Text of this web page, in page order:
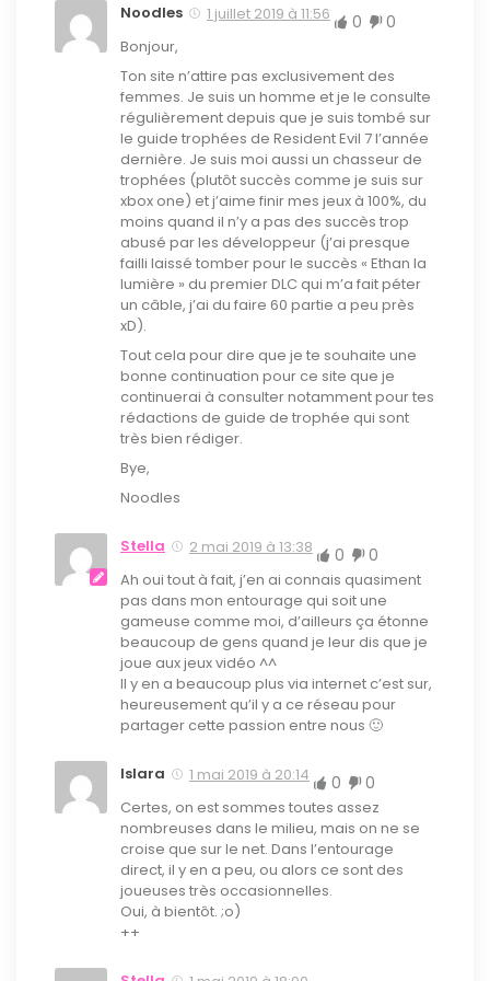
Noodles 1 juillet 2019 à 11:56 0 0
Bonjour,
Ton site n’attire pas exclusivement des
femmes. Je suis un homme et je le consulte
régulièrement depuis que je suis tombé sur
le guide trophées de Resident Evil 7 l’année
dernière. Je suis moi aussi un chasseur de
trophées (plutôt succès comme je suis sur
xbox one) et j’aime finir mes jeux à 100%, du
moins quand il n’y a pas des succès trop
abusé par les développeur (j’ai presque
failli laissé tomber pour le succès « Ethan la
lumière » du premier DLC qui m’a fait péter
un câble, j’ai du faire 60 partie a peu près
xD).
Tout cela pour dire que je te souhaite une
bonne continuation pour ce site que je
continuerai à consulter notamment pour tes
rédactions de guide de trophée qui sont
très bien rédiger.
Bye,
Noodles
Stella 2 mai 2019 à 13:38 0 0
Ah oui tout à fait, j’en ai connais quasiment
pas dans mon entourage qui soit une
gameuse comme moi, d’ailleurs ça étonne
beaucoup de gens quand je leur dis que je
joue aux jeux vidéo ^^
Il y en a beaucoup plus via internet c’est sur,
heureusement qu’il y a ce réseau pour
partager cette passion entre nous 🙂
Islara 1 mai 2019 à 20:14 0 0
Certes, on est sommes toutes assez
nombreuses dans le milieu, mais on ne se
croise que sur le net. Dans l’entourage
direct, il y en a peu, ou alors ce sont des
joueuses très occasionnelles.
Oui, à bientôt. ;o)
++